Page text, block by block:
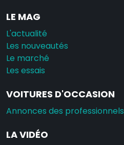
LE MAG
L'actualité
Les nouveautés
Le marché
Les essais
VOITURES D'OCCASION
Annonces des professionnels
LA VIDÉO